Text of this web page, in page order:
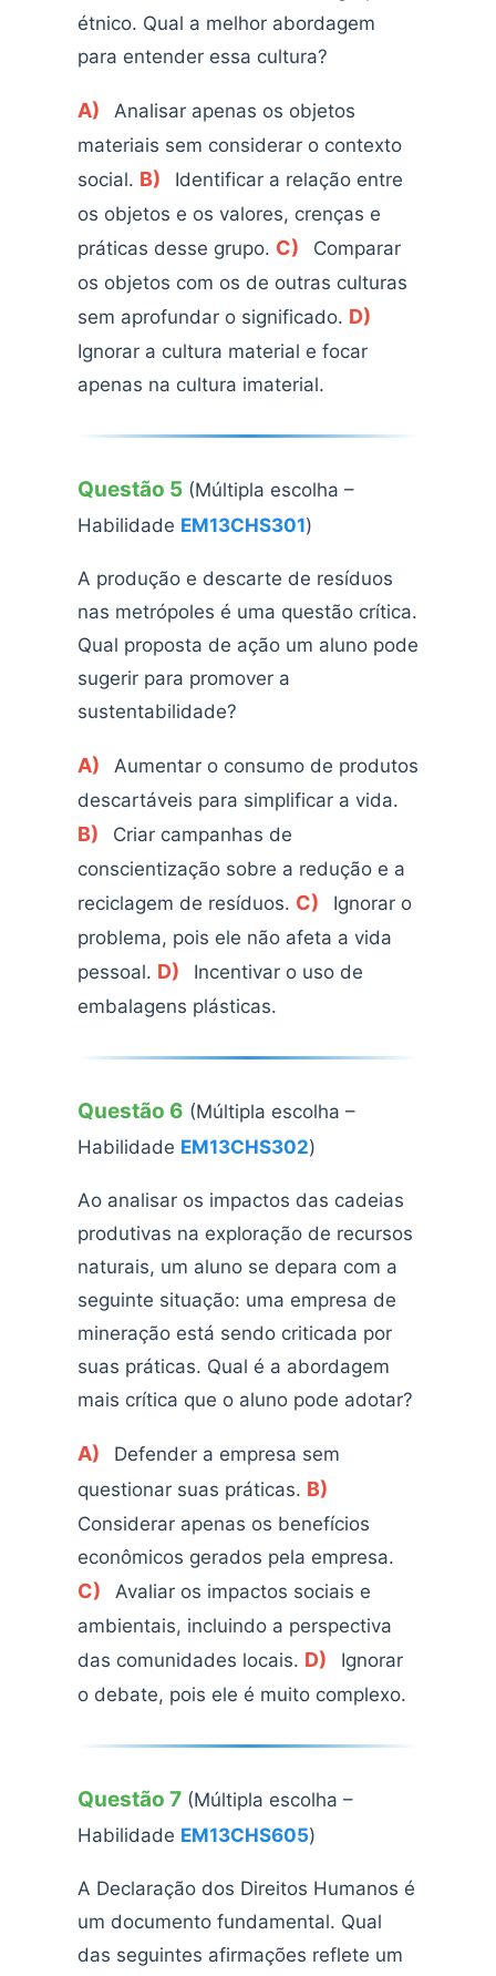
étnico. Qual a melhor abordagem
para entender essa cultura?
A)
Analisar apenas os objetos
materiais sem considerar o contexto
social. B)
Identificar a relação entre
os objetos e os valores, crenças e
práticas desse grupo. C)
Comparar
os objetos com os de outras culturas
sem aprofundar o significado. D)
Ignorar a cultura material e focar
apenas na cultura imaterial.
Questão 5 (Múltipla escolha –
Habilidade EM13CHS301)
A produção e descarte de resíduos
nas metrópoles é uma questão crítica.
Qual proposta de ação um aluno pode
sugerir para promover a
sustentabilidade?
A)
Aumentar o consumo de produtos
descartáveis para simplificar a vida.
B)
Criar campanhas de
conscientização sobre a redução e a
reciclagem de resíduos. C)
Ignorar o
problema, pois ele não afeta a vida
pessoal. D)
Incentivar o uso de
embalagens plásticas.
Questão 6 (Múltipla escolha –
Habilidade EM13CHS302)
Ao analisar os impactos das cadeias
produtivas na exploração de recursos
naturais, um aluno se depara com a
seguinte situação: uma empresa de
mineração está sendo criticada por
suas práticas. Qual é a abordagem
mais crítica que o aluno pode adotar?
A)
Defender a empresa sem
questionar suas práticas. B)
Considerar apenas os benefícios
econômicos gerados pela empresa.
C)
Avaliar os impactos sociais e
ambientais, incluindo a perspectiva
das comunidades locais. D)
Ignorar
o debate, pois ele é muito complexo.
Questão 7 (Múltipla escolha –
Habilidade EM13CHS605)
A Declaração dos Direitos Humanos é
um documento fundamental. Qual
das seguintes afirmações reflete um